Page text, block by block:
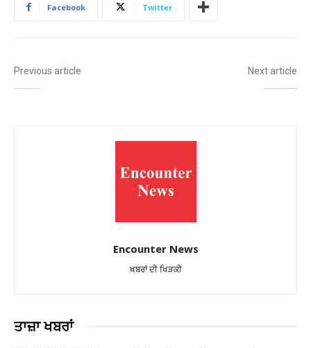
Facebook Twitter
Previous article Next article
Encounter News
ਖ਼ਬਰਾਂ ਦੀ ਖਿੜਕੀ
ਤਾਜ਼ਾ ਖਬਰਾਂ